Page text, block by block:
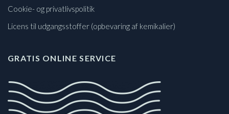
Cookie- og privatlivspolitik
Licens til udgangsstoffer (opbevaring af kemikalier)
GRATIS ONLINE SERVICE